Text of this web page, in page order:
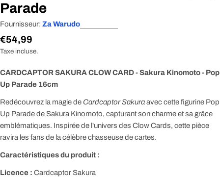
Parade
Fournisseur: Za Warudo
Prix
€54,99
Taxe incluse.
CARDCAPTOR SAKURA CLOW CARD - Sakura Kinomoto - Pop
Up Parade 16cm
Redécouvrez la magie de Cardcaptor Sakuraavec cette figurine Pop
Up Parade de Sakura Kinomoto, capturant son charme et sa grâce
emblématiques. Inspirée de l'univers des Clow Cards, cette pièce
ravira les fans de la célèbre chasseuse de cartes.
Caractéristiques du produit :
Licence : Cardcaptor Sakura